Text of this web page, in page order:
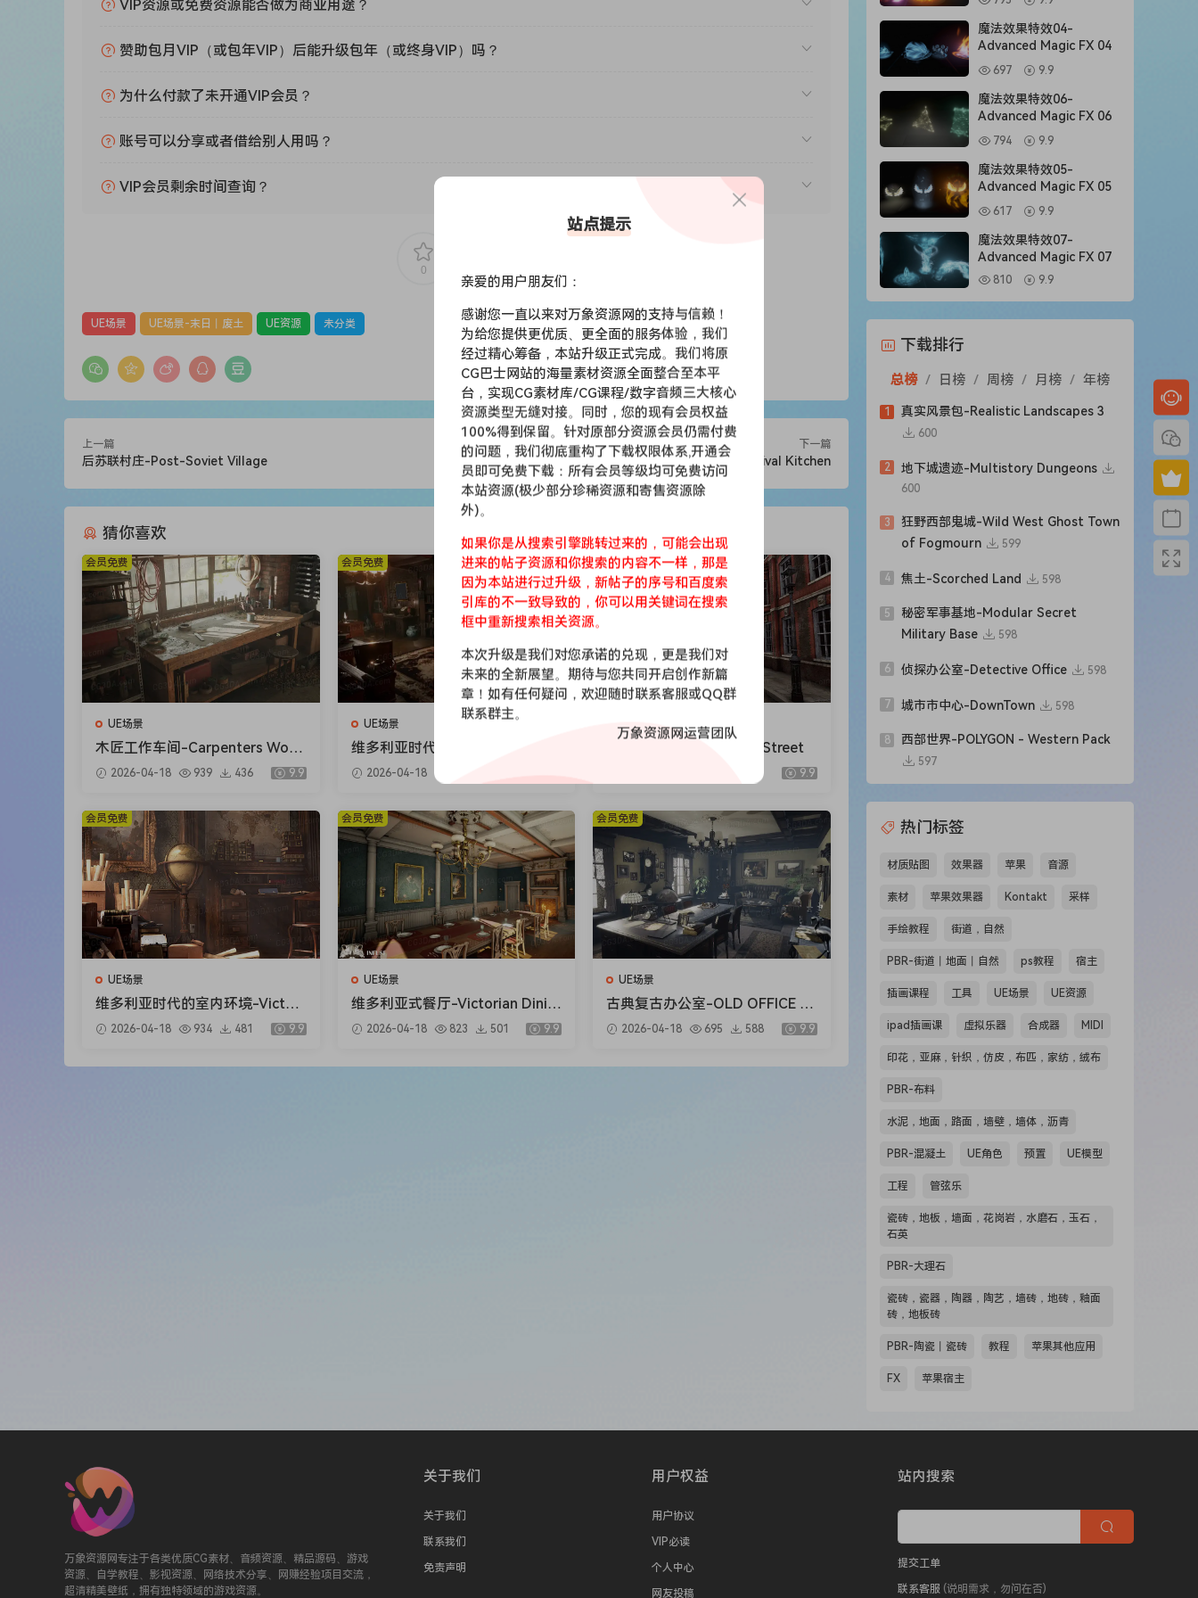
VIP资源或免费资源能否做为商业用途？
赞助包月VIP（或包年VIP）后能升级包年（或终身VIP）吗？
为什么付款了未开通VIP会员？
账号可以分享或者借给别人用吗？
VIP会员剩余时间查询？
0
UE场景 UE场景-末日丨废土 UE资源 未分类
上一篇
后苏联村庄-Post-Soviet Village
下一篇
废弃厨房-Survival Kitchen
猜你喜欢
UE场景
木匠工作车间-Carpenters Work
shop2026-04-18 939 436 9.9
会员免费
UE场景
维多利亚时代室内建筑-Victorian
Interiors
2026-04-18
会员免费
UE场景
维多利亚街景-Victorian Street
477 9.9
会员免费
UE场景
维多利亚时代的室内环境-Victori
an Interior Environment
2026-04-18 934 481 9.9
会员免费
UE场景
维多利亚式餐厅-Victorian Dinin
g Room
2026-04-18 823 501 9.9
会员免费
UE场景
古典复古办公室-OLD OFFICE (M
ODULAR)
2026-04-18 695 588 9.9
会员免费
魔法效果特效04-
Advanced Magic FX 04
697 9.9
魔法效果特效06-
Advanced Magic FX 06
794 9.9
魔法效果特效05-
Advanced Magic FX 05
617 9.9
魔法效果特效07-
Advanced Magic FX 07
810 9.9
下载排行
总榜 / 日榜 / 周榜 / 月榜 / 年榜
1 真实风景包-Realistic Landscapes 3
600
2 地下城遗迹-Multistory Dungeons
600
3
狂野西部鬼城-Wild West Ghost Town
of Fogmourn
599
4 焦土-Scorched Land 598
5
秘密军事基地-Modular Secret
Military Base
598
6 侦探办公室-Detective Office 598
7 城市市中心-DownTown 598
8 西部世界-POLYGON - Western Pack
597
热门标签
材质贴图 效果器 苹果 音源
素材 苹果效果器 Kontakt 采样
手绘教程 街道，自然
PBR-街道丨地面丨自然 ps教程 宿主
插画课程 工具 UE场景 UE资源
ipad插画课 虚拟乐器 合成器 MIDI
印花，亚麻，针织，仿皮，布匹，家纺，绒布
PBR-布料
水泥，地面，路面，墙壁，墙体，沥青
PBR-混凝土 UE角色 预置 UE模型
工程 管弦乐
瓷砖，地板，墙面，花岗岩，水磨石，玉石，
石英
PBR-大理石
瓷砖，瓷器，陶器，陶艺，墙砖，地砖，釉面
砖，地板砖
PBR-陶瓷丨瓷砖 教程 苹果其他应用
FX 苹果宿主
万象资源网专注于各类优质CG素材、音频资源、精品源码、游戏
资源、自学教程、影视资源、网络技术分享、网赚经验项目交流，
超清精美壁纸，拥有独特领域的游戏资源。
关于我们
关于我们
联系我们
免责声明
用户权益
用户协议
VIP必读
个人中心
网友投稿
站内搜索
提交工单
联系客服 (说明需求，勿问在否)
站点提示
亲爱的用户朋友们：
感谢您一直以来对万象资源网的支持与信赖！
为给您提供更优质、更全面的服务体验，我们
经过精心筹备，本站升级正式完成。我们将原
CG巴士网站的海量素材资源全面整合至本平
台，实现CG素材库/CG课程/数字音频三大核心
资源类型无缝对接。同时，您的现有会员权益
100%得到保留。针对原部分资源会员仍需付费
的问题，我们彻底重构了下载权限体系,开通会
员即可免费下载：所有会员等级均可免费访问
本站资源(极少部分珍稀资源和寄售资源除
外)。
如果你是从搜索引擎跳转过来的，可能会出现
进来的帖子资源和你搜索的内容不一样，那是
因为本站进行过升级，新帖子的序号和百度索
引库的不一致导致的，你可以用关键词在搜索
框中重新搜索相关资源。
本次升级是我们对您承诺的兑现，更是我们对
未来的全新展望。期待与您共同开启创作新篇
章！如有任何疑问，欢迎随时联系客服或QQ群
联系群主。
万象资源网运营团队